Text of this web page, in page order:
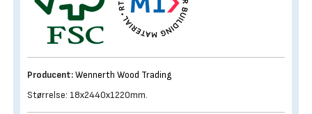
Producent:Wennerth Wood Trading
Størrelse: 18x2440x1220mm.